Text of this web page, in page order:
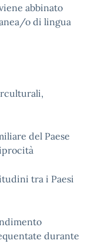
abbinato
o di lingua
del Paese
tra i Paesi
durante